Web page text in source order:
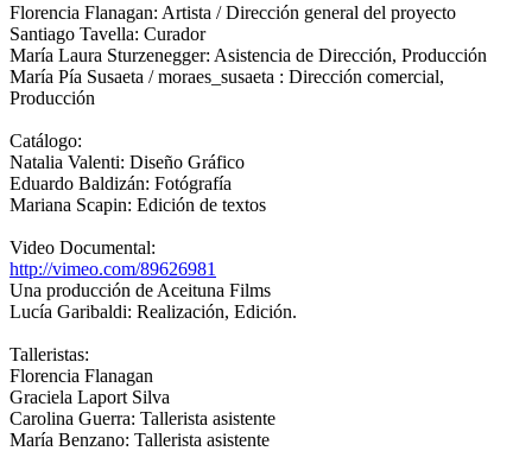
Florencia Flanagan: Artista / Dirección general del proyecto
Santiago Tavella: Curador
María Laura Sturzenegger: Asistencia de Dirección, Producción
María Pía Susaeta / moraes_susaeta : Dirección comercial,
Producción
Catálogo:
Natalia Valenti: Diseño Gráfico
Eduardo Baldizán: Fotógrafía
Mariana Scapin: Edición de textos
Video Documental:
http://vimeo.com/89626981
Una producción de Aceituna Films
Lucía Garibaldi: Realización, Edición.
Talleristas:
Florencia Flanagan
Graciela Laport Silva
Carolina Guerra: Tallerista asistente
María Benzano: Tallerista asistente